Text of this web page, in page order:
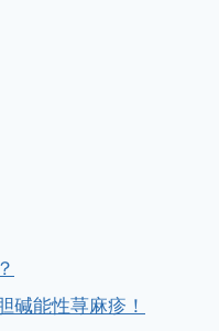
碱能性荨麻疹！